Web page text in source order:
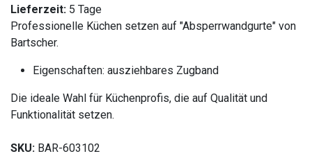
Lieferzeit: 5 Tage
Professionelle Küchen setzen auf "Absperrwandgurte" von
Bartscher.
Eigenschaften: ausziehbares Zugband
Die ideale Wahl für Küchenprofis, die auf Qualität und
Funktionalität setzen.
SKU: BAR-603102